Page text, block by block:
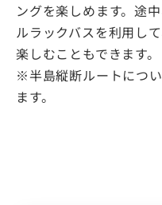
ングを楽しめます。途
ルラックバスを利用し
楽しむこともできます。
※半島縦断ルートにつ
ます。